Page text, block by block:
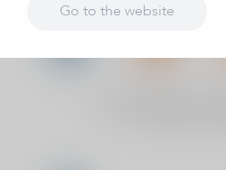
Go to the website